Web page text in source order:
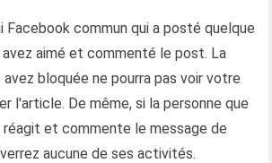
Facebook commun qui a posté quelque
aimé et commenté le post. La
bloquée ne pourra pas voir votre
l'article. De même, si la personne que
réagit et commente le message de
aucune de ses activités.